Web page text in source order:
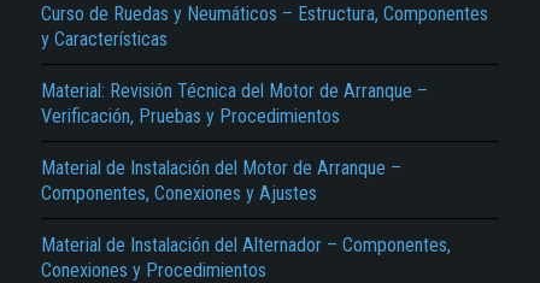
Curso de Ruedas y Neumáticos – Estructura, Componentes
y Características
Material: Revisión Técnica del Motor de Arranque –
Verificación, Pruebas y Procedimientos
Material de Instalación del Motor de Arranque –
Componentes, Conexiones y Ajustes
Material de Instalación del Alternador – Componentes,
Conexiones y Procedimientos